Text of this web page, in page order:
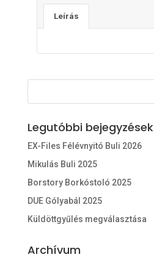
Leírás
Legutóbbi bejegyzések
EX-Files Félévnyitó Buli 2026
Mikulás Buli 2025
Borstory Borkóstoló 2025
DUE Gólyabál 2025
Küldöttgyűlés megválasztása
Archívum